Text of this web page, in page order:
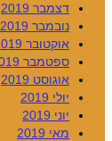
דצמבר 2019
נובמבר 2019
אוקטובר 2019
ספטמבר 2019
אוגוסט 2019
יולי 2019
יוני 2019
מאי 2019